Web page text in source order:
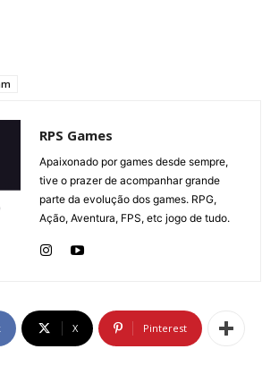
RPS Games
Apaixonado por games desde sempre,
tive o prazer de acompanhar grande
parte da evolução dos games. RPG,
Ação, Aventura, FPS, etc jogo de tudo.
X Pinterest